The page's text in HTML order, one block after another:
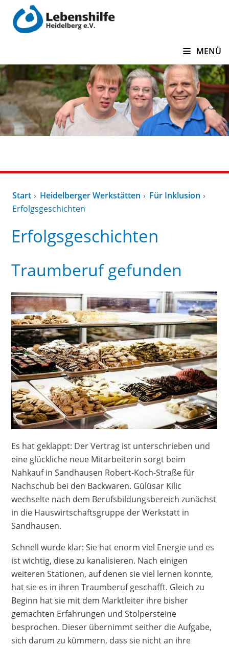
zum Inhalt springen
MENÜ
Start Heidelberger Werkstätten
Für Inklusion
Erfolgsgeschichten
Erfolgsgeschichten
Traumberuf gefunden
Es hat geklappt: Der Vertrag ist unterschrieben und
eine glückliche neue Mitarbeiterin sorgt beim
Nahkauf in Sandhausen Robert-Koch-Straße für
Nachschub bei den Backwaren. Gülüsar Kilic
wechselte nach dem Berufsbildungsbereich zunächst
in die Hauswirtschaftsgruppe der Werkstatt in
Sandhausen.
Schnell wurde klar: Sie hat enorm viel Energie und es
ist wichtig, diese zu kanalisieren. Nach einigen
weiteren Stationen, auf denen sie viel lernen konnte,
hat sie es in ihren Traumberuf geschafft. Gleich zu
Beginn hat sie mit dem Marktleiter ihre bisher
gemachten Erfahrungen und Stolpersteine
besprochen. Dieser übernimmt seither die Aufgabe,
sich darum zu kümmern, dass sie nicht an ihre